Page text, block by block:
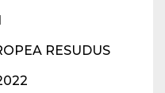
RESUDUS